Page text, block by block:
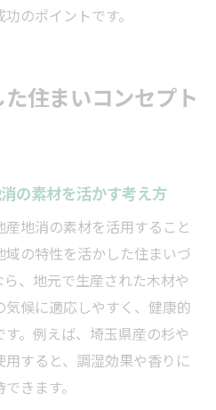
のポイントです。
住まいコンセプト
の素材を活かす考え方
地消の素材を活用すること
の特性を活かした住まいづ
、地元で生産された木材や
候に適応しやすく、健康的
。例えば、埼玉県産の杉や
すると、調湿効果や香りに
きます。